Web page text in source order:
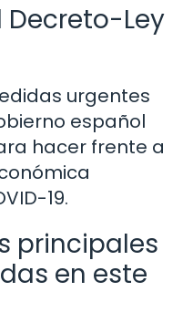
Decreto-Ley
urgentes
español
hacer frente a
19.
principales
en este